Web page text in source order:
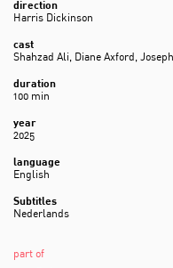
direction
Harris Dickinson
cast
Shahzad Ali, Diane Axford,
duration
100 min
year
2025
language
English
Subtitles
Nederlands
part of